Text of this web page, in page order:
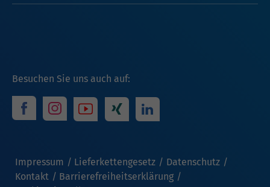
Besuchen Sie uns auch auf:
Impressum Lieferkettengesetz
Datenschutz
Kontakt
Barrierefreiheitserklärung